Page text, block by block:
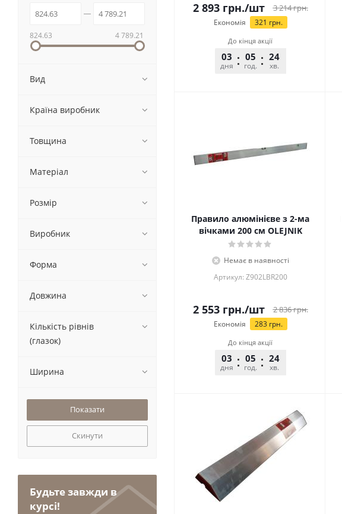
2 893грн./шт 3 214грн.
Економія 321 грн.
До кінця акції
03
дня
05
год.
24
хв.
Правило алюмінієве з 2-ма
вічками 200 см OLEJNIK
Немає в наявності
Артикул: Z902LBR200
2 553грн./шт 2 836грн.
Економія 283грн.
До кінця акції
03
дня
05
год.
24
хв.
824.63 4 789.21
Вид
Країна виробник
Товщина
Матеріал
Розмір
Виробник
Форма
Довжина
Кількість рівнів
(глазок)
Ширина
Скинути
Будьте завжди в
курсі!